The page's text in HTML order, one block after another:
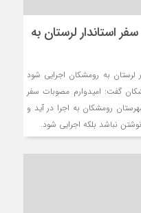
استاندار لرستان به
لرستان به رومشکان اجرایی شود
گفت: امیدوارم مصوبات سفر
رومشکان به اجرا در آید و
نباشد بلکه اجرایی شود.